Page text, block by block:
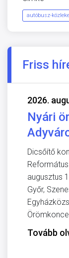
autóbusz-
Friss
2026.
Nyári
Dicsőítő
augusztus
Győr,
Tovább